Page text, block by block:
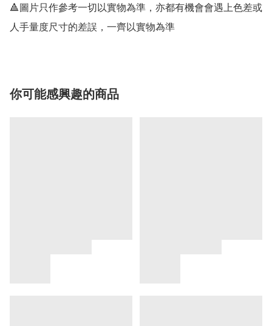
🔺圖片只作參考一切以實物為準，亦都有機會會遇上色差或
人手量度尺寸的差誤，一齊以實物為準
你可能感興趣的商品